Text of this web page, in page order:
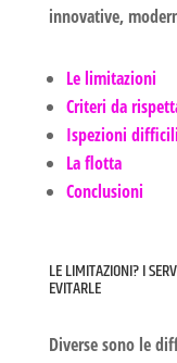
innovative,
Le limitazioni
Criteri da
Ispezioni difficili
La flotta
Conclusioni
LE LIMITAZIONI? I
EVITARLE
Diverse sono le